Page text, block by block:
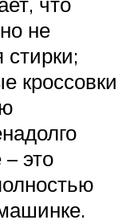
не
кроссовки
это